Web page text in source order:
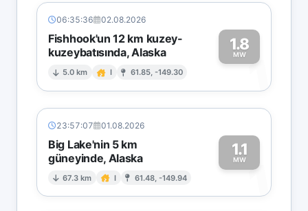
06:35:36 02.08.2026
Fishhook'un 12 km kuzey-
kuzeybatısında, Alaska
5.0 km I 61.85, -149.30
1.8
MW1
23:57:07 01.08.2026
Big Lake'nin 5 km
güneyinde, Alaska
67.3 km I 61.48, -149.94
1.1
MW1